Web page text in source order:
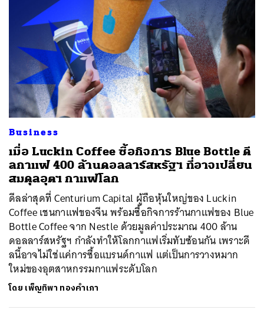
Business
เมื่อ Luckin Coffee ซื้อกิจการ Blue Bottle ดี
ลกาแฟ 400 ล้านดอลลาร์สหรัฐฯ ที่อาจเปลี่ยน
สมดุลอุตฯ กาแฟโลก
ดีลล่าสุดที่ Centurium Capital ผู้ถือหุ้นใหญ่ของ Luckin
Coffee เชนกาแฟของจีน พร้อมซื้อกิจการร้านกาแฟของ Blue
Bottle Coffee จาก Nestle ด้วยมูลค่าประมาณ 400 ล้าน
ดอลลาร์สหรัฐฯ กำลังทำให้โลกกาแฟเริ่มทับซ้อนกัน เพราะดี
ลนี้อาจไม่ใช่แค่การซื้อแบรนด์กาแฟ แต่เป็นการวางหมาก
ใหม่ของอุตสาหกรรมกาแฟระดับโลก
โดย เพ็ญทิพา ทองคำเภา